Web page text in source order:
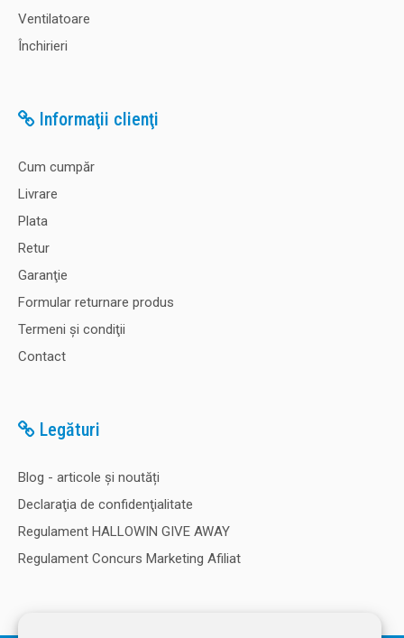
Ventilatoare
Închirieri
Informaţii clienţi
Cum cumpăr
Livrare
Plata
Retur
Garanţie
Formular returnare produs
Termeni şi condiţii
Contact
Legături
Blog - articole și noutăți
Declaraţia de confidenţialitate
Regulament HALLOWIN GIVE AWAY
Regulament Concurs Marketing Afiliat